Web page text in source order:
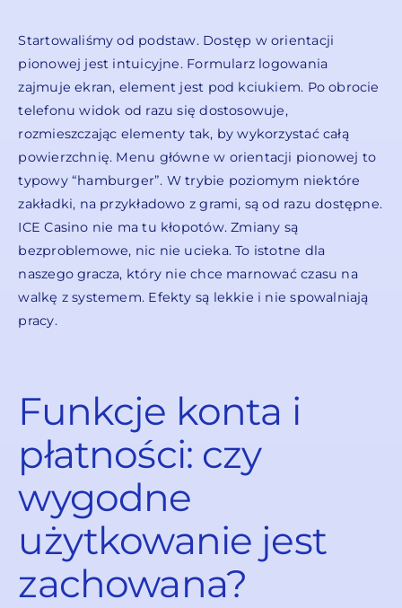
Startowaliśmy od podstaw. Dostęp w orientacji
pionowej jest intuicyjne. Formularz logowania
zajmuje ekran, element jest pod kciukiem. Po obrocie
telefonu widok od razu się dostosowuje,
rozmieszczając elementy tak, by wykorzystać całą
powierzchnię. Menu główne w orientacji pionowej to
typowy “hamburger”. W trybie poziomym niektóre
zakładki, na przykładowo z grami, są od razu dostępne.
ICE Casino nie ma tu kłopotów. Zmiany są
bezproblemowe, nic nie ucieka. To istotne dla
naszego gracza, który nie chce marnować czasu na
walkę z systemem. Efekty są lekkie i nie spowalniają
pracy.
Funkcje konta i
płatności: czy
wygodne
użytkowanie jest
zachowana?